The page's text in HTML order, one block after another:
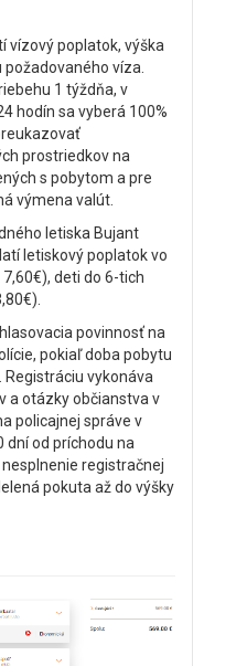
vízový poplatok, výška
požadovaného víza.
1 týždňa, v
hodín sa vyberá 100%
prostriedkov na
s pobytom a pre
výmena valút.
letiska Bujant
letiskový poplatok vo
deti do 6-tich
povinnosť na
pokiaľ doba pobytu
Registráciu vykonáva
a otázky občianstva v
policajnej správe v
dní od príchodu na
registračnej
pokuta až do výšky